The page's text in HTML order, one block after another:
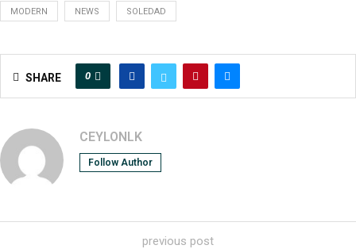
MODERN NEWS SOLEDAD
SHARE 0
CEYLONLK
Follow Author
previous post